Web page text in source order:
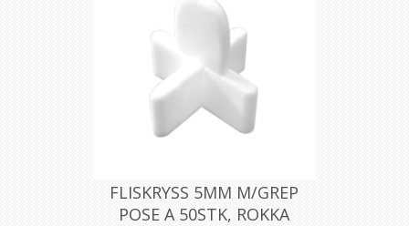
FLISKRYSS 5MM M/GREP
POSE A 50STK, ROKKA